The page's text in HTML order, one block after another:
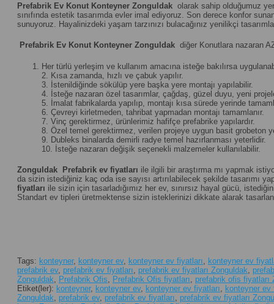
Prefabrik Ev Konut Konteyner Zonguldak olarak sahip olduğumuz
sınıfında estetik tasarımda evler imal ediyoruz. Son derece konfor
sunuyoruz. Hayalinizdeki yaşam tarzınızı bulacağınız yenilikçi
Prefabrik Ev Konut Konteyner Zonguldak diğer Konutlara nazaran
Her türlü yerleşim ve kullanım amacına isteğe bakılırsa
2. Kısa zamanda, hızlı ve çabuk yapılır.
3. İstenildiğinde sökülüp yere başka yere montajı yapılabilir.
4. İsteğe nazaran özel tasarımlar, çağdaş, güzel duyu, yeni
5. İmalat fabrikalarda yapılıp, montajı kısa sürede yerinde
6. Çevreyi kirletmeden, tahribat yapmadan montajı tamamlanır.
7. Vinç gerektirmez, ürünlerimiz hafifçe prefabrike yapılardır.
8. Özel temel gerektirmez, verilen projeye uygun basit grobeton
9. Dubleks binalarda demirli radye temel hazırlanması yeterlidir.
10. İsteğe nazaran değişik seçenekli malzemeler kullanılabilir.
Zonguldak Prefabrik ev fiyatları ile ilgili bir araştırma mı yapmak
da sizin istediğiniz kaç oda ise sayısı artırılabilecek şekilde tasarımı
fiyatları ile sizin için tasarladığımız her ev, sınırsız hayal gücü,
Standart ev tipleri üretmektense sizin isteklerinizi dikkate alarak
Tags: konteyner, konteyner ev, konteyner ev fiyatları
konteyner ev
prefabrik ev, prefabrik ev fiyatları prefabrik ev fiyatları Zonguldak
Zonguldak
Prefabrik Ofis Prefabrik Ofis fiyatları
prefabrik ofis fiyatları
Etiket(ler): konteyner, konteyner ev, konteyner ev fiyatları
konteyner ev
Zonguldak
prefabrik ev, prefabrik ev fiyatları
prefabrik ev fiyatları